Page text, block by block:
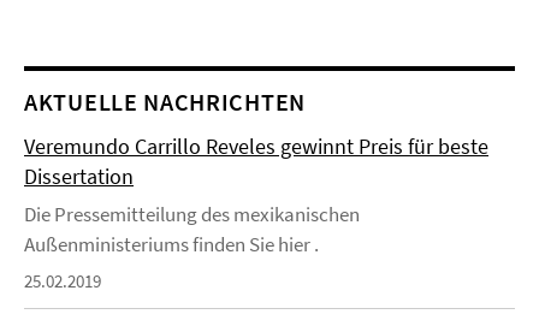
AKTUELLE NACHRICHTEN
Veremundo Carrillo Reveles gewinnt Preis für beste
Dissertation
Die Pressemitteilung des mexikanischen
Außenministeriums finden Sie hier .
25.02.2019